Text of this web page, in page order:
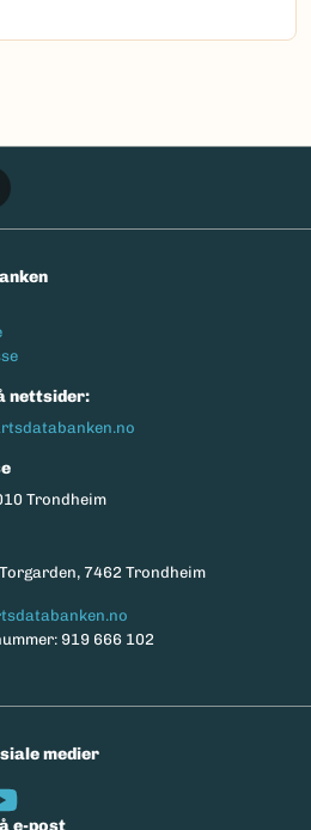
nettsider:
Trondheim
7462 Trondheim
919 666 102
medier
e-post